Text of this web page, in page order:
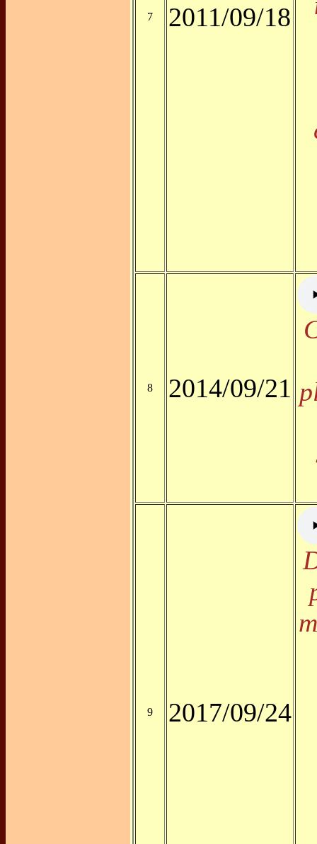
7 2011/09/18
8 2014/09/21
9 2017/09/24